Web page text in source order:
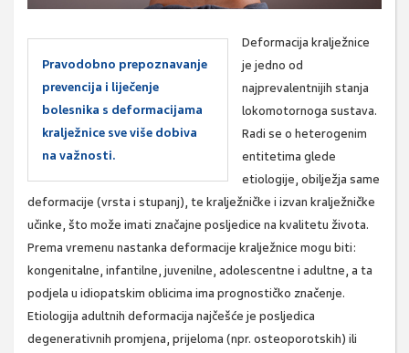
Pravodobno prepoznavanje
prevencija i liječenje
bolesnika s deformacijama
kralježnice sve više dobiva
na važnosti.
Deformacija kralježnice
je jedno od
najprevalentnijih stanja
lokomotornoga sustava.
Radi se o heterogenim
entitetima glede
etiologije, obilježja same
deformacije (vrsta i stupanj), te kralježničke i izvan kralježničke
učinke, što može imati značajne posljedice na kvalitetu života.
Prema vremenu nastanka deformacije kralježnice mogu biti:
kongenitalne, infantilne, juvenilne, adolescentne i adultne, a ta
podjela u idiopatskim oblicima ima prognostičko značenje.
Etiologija adultnih deformacija najčešće je posljedica
degenerativnih promjena, prijeloma (npr. osteoporotskih) ili